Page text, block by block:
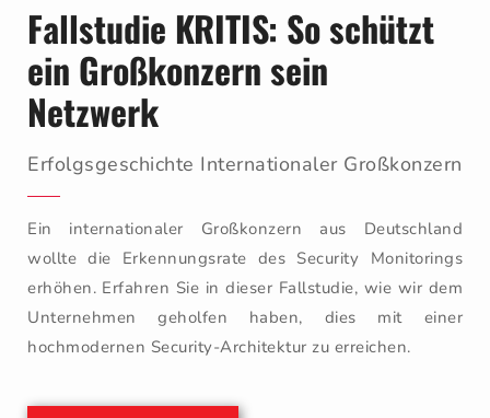
Fallstudie KRITIS: So schützt
ein Großkonzern sein
Netzwerk
Erfolgsgeschichte Internationaler Großkonzern
Ein internationaler Großkonzern aus Deutschland
wollte die Erkennungsrate des Security Monitorings
erhöhen. Erfahren Sie in dieser Fallstudie, wie wir dem
Unternehmen geholfen haben, dies mit einer
hochmodernen Security-Architektur zu erreichen.